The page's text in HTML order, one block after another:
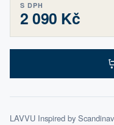
S DPH
2 090 Kč
LAVVU Inspired by